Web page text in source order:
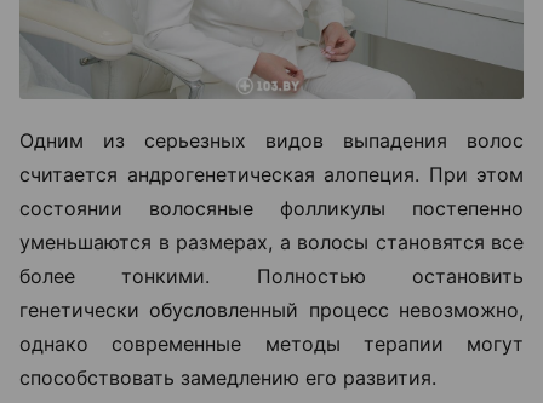
Одним из серьезных видов выпадения волос
считается андрогенетическая алопеция. При этом
состоянии волосяные фолликулы постепенно
уменьшаются в размерах, а волосы становятся все
более тонкими. Полностью остановить
генетически обусловленный процесс невозможно,
однако современные методы терапии могут
способствовать замедлению его развития.